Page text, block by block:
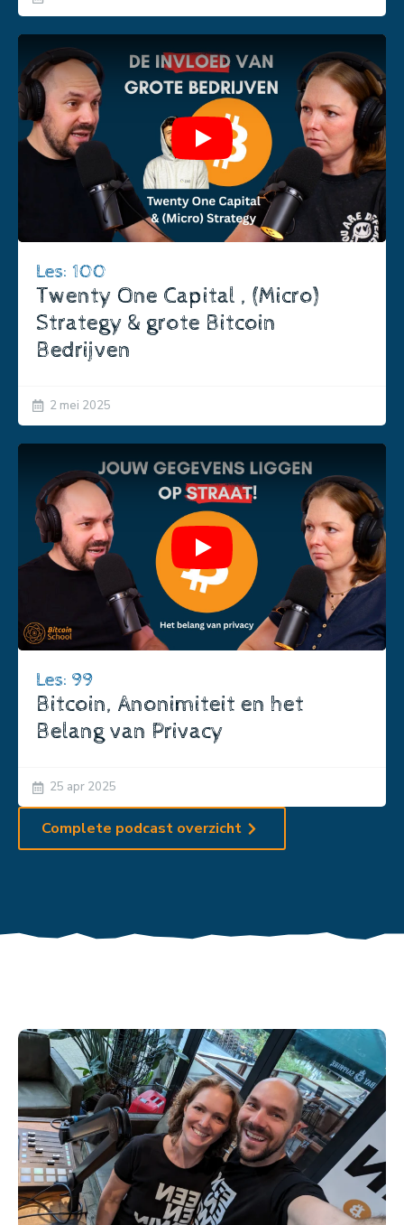
Play
Les: 100
Twenty One Capital , (Micro)
Strategy & grote Bitcoin
Bedrijven
2 mei 2025
Play
Les: 99
Bitcoin, Anonimiteit en het
Belang van Privacy
25 apr 2025
Complete podcast overzicht